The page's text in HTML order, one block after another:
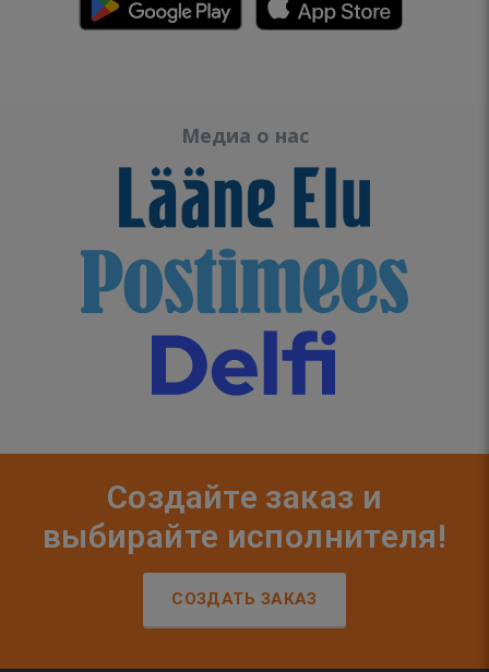
Медиа о нас
Создайте заказ и
выбирайте исполнителя!
СОЗДАТЬ ЗАКАЗ